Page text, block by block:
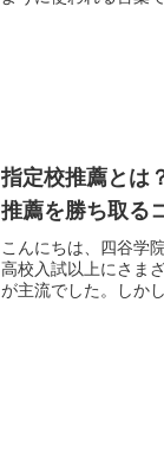
指定校推薦とは
推薦を勝ち取る
こんにちは、四谷学
高校入試以上にさま
が主流でした。しか